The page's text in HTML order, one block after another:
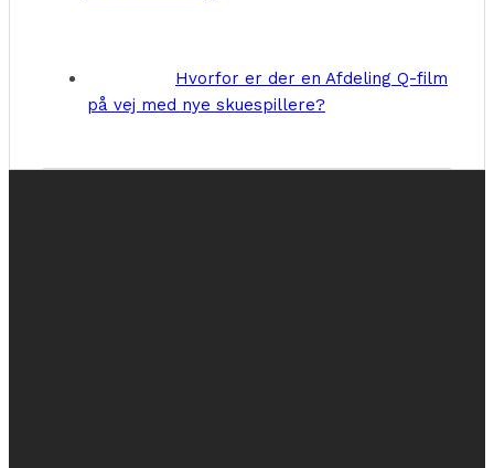
Hvorfor er der en Afdeling Q-film
på vej med nye skuespillere?